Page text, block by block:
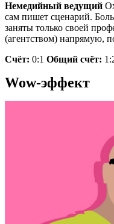
Немедийный ведущий
сам пишет сценарий.
заняты только своей
(агентством) напрямую,
Счёт: 0:1 Общий счёт:
Wow-эффект